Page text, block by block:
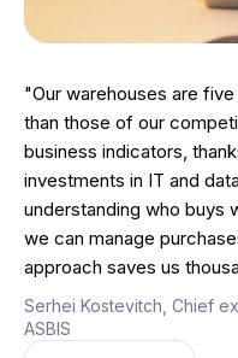
"Our warehouses are
than those of our
business indicators,
investments in IT and
understanding who buys
we can manage
approach saves us
Serhei Kostevitch, Chief
ASBIS